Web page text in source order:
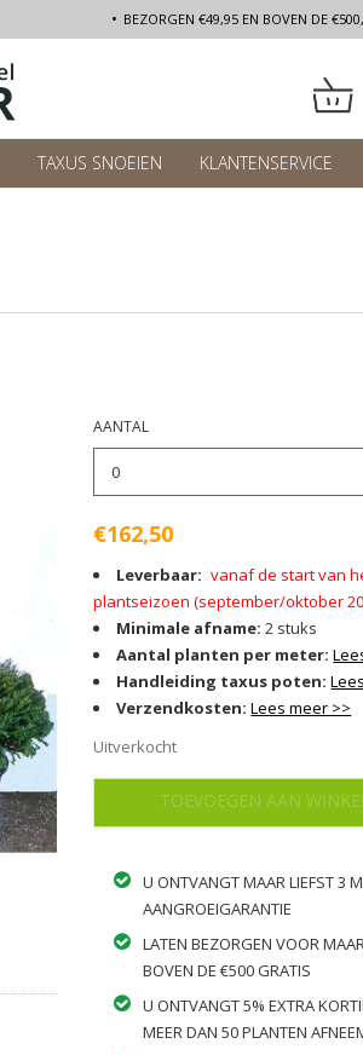
BEZORGEN €49,95 EN BOVEN DE
TAXUS SNOEIEN KLANTENSERVICE
AANTAL
€162,50
Leverbaar: vanaf de start van
plantseizoen (september/oktober
Minimale afname: 2 stuks
Aantal planten per meter:
Handleiding taxus poten:
Verzendkosten: Lees meer >>
Uitverkocht
U ONTVANGT MAAR LIEFST 3
AANGROEIGARANTIE
LATEN BEZORGEN VOOR
BOVEN DE €500 GRATIS
U ONTVANGT 5% EXTRA
MEER DAN 50 PLANTEN